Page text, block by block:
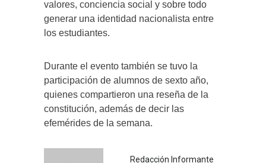
valores, conciencia social y sobre todo
generar una identidad nacionalista entre
los estudiantes.
Durante el evento también se tuvo la
participación de alumnos de sexto año,
quienes compartieron una reseña de la
constitución, además de decir las
efemérides de la semana.
Redacción Informante